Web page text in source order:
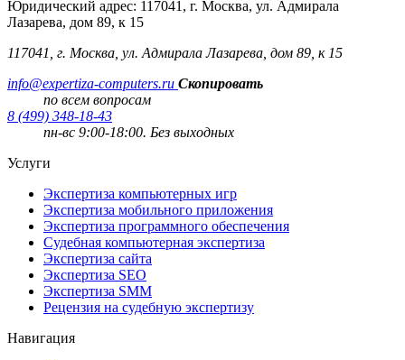
Юридический адрес: 117041, г. Москва, ул. Адмирала
Лазарева, дом 89, к 15
117041, г. Москва, ул. Адмирала Лазарева, дом 89, к 15
info@expertiza-computers.ru Скопировать
по всем вопросам
8 (499) 348-18-43
пн-вс 9:00-18:00. Без выходных
Услуги
Экспертиза компьютерных игр
Экспертиза мобильного приложения
Экспертиза программного обеспечения
Судебная компьютерная экспертиза
Экспертиза сайта
Экспертиза SEO
Экспертиза SMM
Рецензия на судебную экспертизу
Навигация